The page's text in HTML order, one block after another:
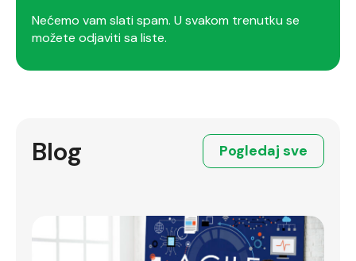
Nećemo vam slati spam. U svakom trenutku se
možete odjaviti sa liste.
Blog Pogledaj sve